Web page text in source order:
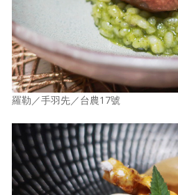
羅勒／手羽先／台農17號